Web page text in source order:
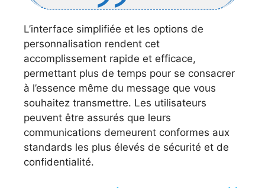
L’interface simplifiée et les options de
personnalisation rendent cet
accomplissement rapide et efficace,
permettant plus de temps pour se consacrer
à l’essence même du message que vous
souhaitez transmettre. Les utilisateurs
peuvent être assurés que leurs
communications demeurent conformes aux
standards les plus élevés de sécurité et de
confidentialité.